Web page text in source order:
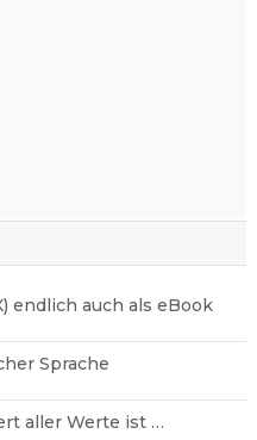
endlich auch als eBook
Sprache
aller Werte ist …